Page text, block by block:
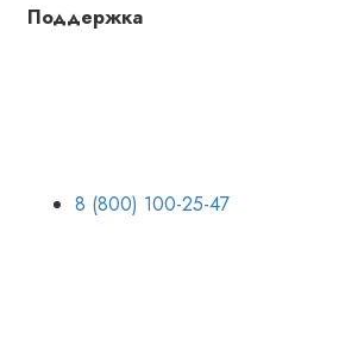
Поддержка
8 (800) 100-25-47